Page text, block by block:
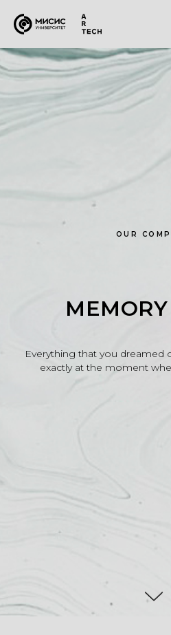
OUR
Everything that you dreamed
exactly at the moment